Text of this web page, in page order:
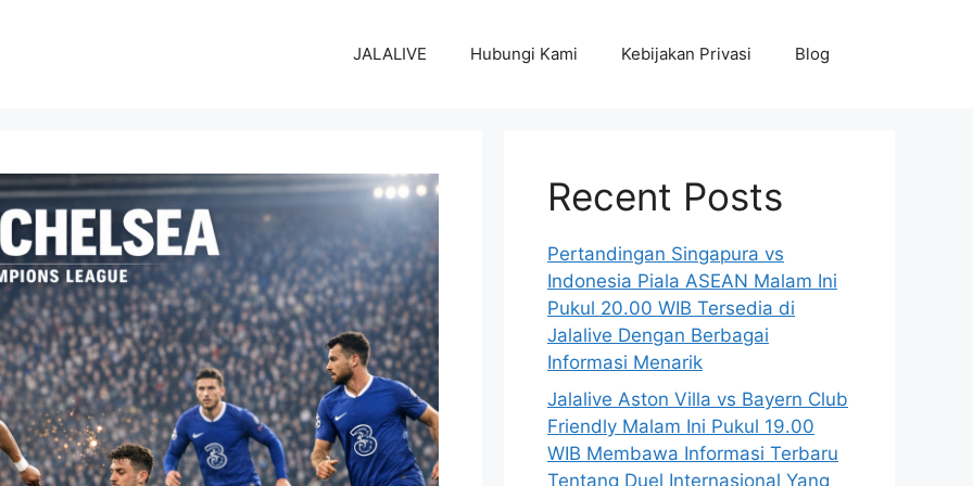
JALALIVE Hubungi Kami Kebijakan Privasi Blog
Recent Posts
Pertandingan Singapura vs
Indonesia Piala ASEAN Malam Ini
Pukul 20.00 WIB Tersedia di
Jalalive Dengan Berbagai
Informasi Menarik
Jalalive Aston Villa vs Bayern Club
Friendly Malam Ini Pukul 19.00
WIB Membawa Informasi Terbaru
Tentang Duel Internasional Yang